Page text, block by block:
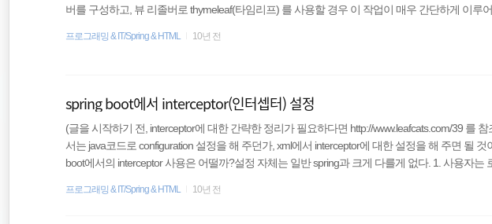
버를 구성하고, 뷰 리졸버로 thymeleaf(타임리프) 를 사용할 경우 이 작업이 매우 간단하게 이루어
리하다고 생각한다.) 타임리프에서 제공하는 여러 속성들 중, 'th:each'와 'th:text'를 사용한 방법이
프로그래밍 & IT/Spring & HTML 10년 전
spring boot에서 interceptor(인터셉터) 설정
(글을 시작하기 전, interceptor에 대한 간략한 정리가 필요하다면 http://www.leafcats.com/39 를
서는 java코드로 configuration 설정을 해 주던가, xml에서 interceptor에 대한 설정을 해 주면 될
boot에서의 interceptor 사용은 어떨까?설정 자체는 일반 spring과 크게 다를게 없다. 1. 사용자
프로그래밍 & IT/Spring & HTML 10년 전